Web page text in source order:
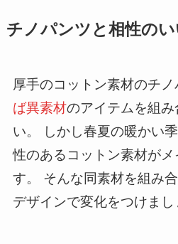
チノパンツと相性の
厚手のコットン素材のチノ
ば異素材のアイテムを組
い。 しかし春夏の暖かい
性のあるコットン素材がメ
す。 そんな同素材を組み合
デザインで変化をつけまし